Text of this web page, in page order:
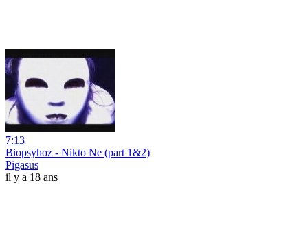
7:13
Biopsyhoz - Nikto Ne (part 1&2)
Pigasus
il y a 18 ans